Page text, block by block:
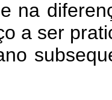
na
a ser
ano